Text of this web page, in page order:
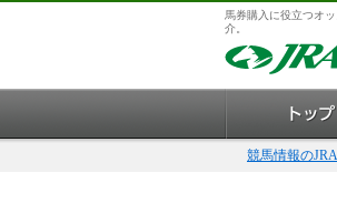
馬券購入に役立つオ
介。
競馬情報の